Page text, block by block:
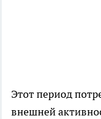
Этот период
внешней